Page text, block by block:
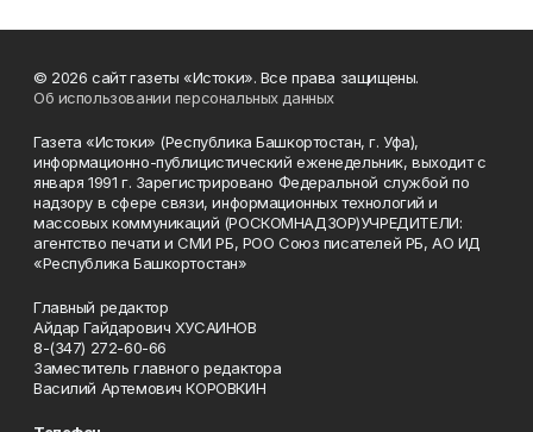
© 2026 сайт газеты «Истоки». Все права защищены.
Об использовании персональных данных
Газета «Истоки» (Республика Башкортостан, г. Уфа),
информационно-публицистический еженедельник, выходит с
января 1991 г. Зарегистрировано Федеральной службой по
надзору в сфере связи, информационных технологий и
массовых коммуникаций (РОСКОМНАДЗОР)УЧРЕДИТЕЛИ:
агентство печати и СМИ РБ, РОО Союз писателей РБ, АО ИД
«Республика Башкортостан»
Главный редактор
Айдар Гайдарович ХУСАИНОВ
8-(347) 272-60-66
Заместитель главного редактора
Василий Артемович КОРОВКИН